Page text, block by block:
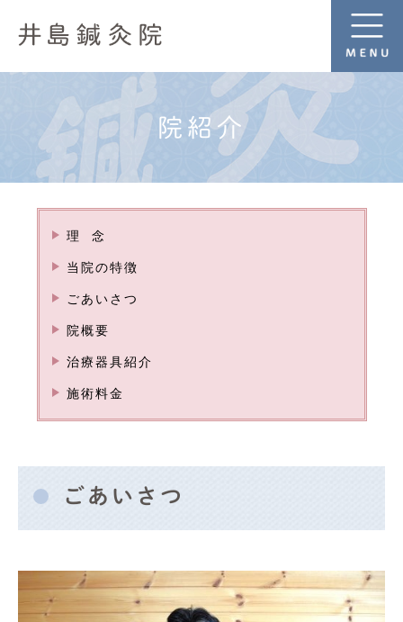
院紹介
理 念
当院の特徴
ごあいさつ
院概要
治療器具紹介
施術料金
ごあいさつ